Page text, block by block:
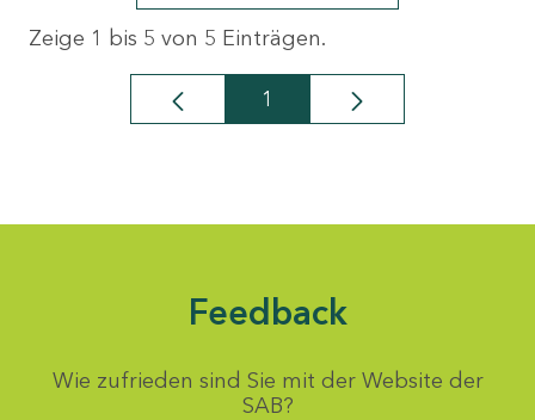
Zeige 1 bis 5 von 5 Einträgen.
Seite
1
Feedback
Wie zufrieden sind Sie mit der Website der
SAB?